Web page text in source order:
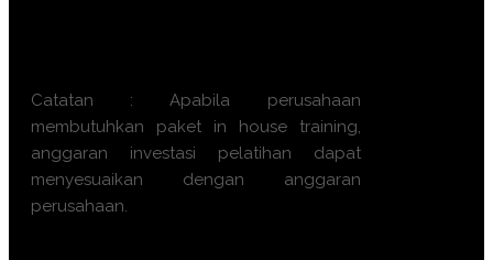
Catatan : Apabila perusahaan
membutuhkan paket in house training,
anggaran investasi pelatihan dapat
menyesuaikan dengan anggaran
perusahaan.